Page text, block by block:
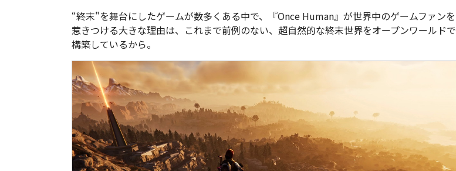
“終末"を舞台にしたゲームが数多くある中で、『Once Human』が世界中のゲームファンを
惹きつける大きな理由は、これまで前例のない、超自然的な終末世界をオープンワールドで
構築しているから。